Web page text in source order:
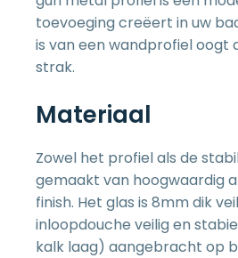
toevoeging creëert in uw
is van een wandprofiel oogt
strak.
Materiaal
Zowel het profiel als de
gemaakt van hoogwaardig
finish. Het glas is 8mm dik
inloopdouche veilig en
kalk laag) aangebracht op